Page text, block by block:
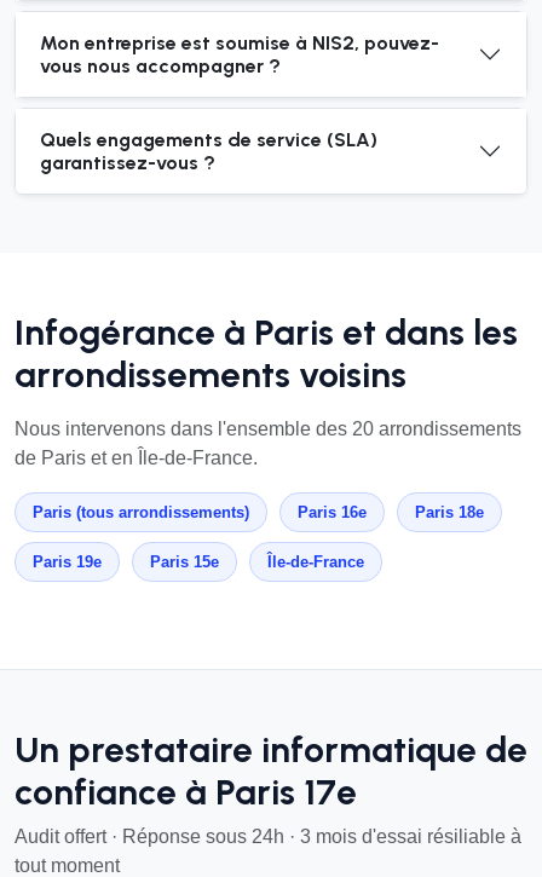
Mon entreprise est soumise à NIS2, pouvez-
vous nous accompagner ?
Quels engagements de service (SLA)
garantissez-vous ?
Infogérance à Paris et dans les
arrondissements voisins
Nous intervenons dans l'ensemble des 20 arrondissements
de Paris et en Île-de-France.
Paris (tous arrondissements) Paris 16e Paris 18e
Paris 19e Paris 15e Île-de-France
Un prestataire informatique de
confiance à Paris 17e
Audit offert · Réponse sous 24h · 3 mois d'essai résiliable à
tout moment